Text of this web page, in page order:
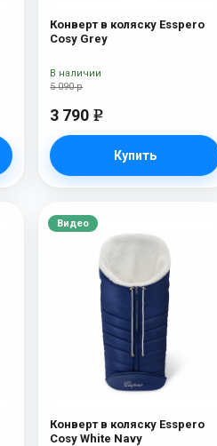
Конверт в коляску Esspero
Cosy Grey
5 090 р
3 790 e
Купить
В наличии
Видео
Конверт в коляску Esspero
Cosy White Navy